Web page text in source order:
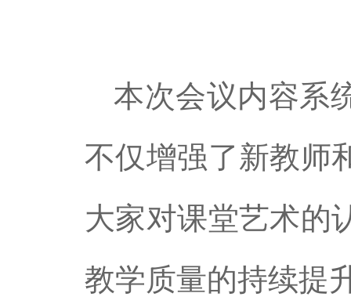
本次会议内容系
不仅增强了新教师
大家对课堂艺术的
教学质量的持续提